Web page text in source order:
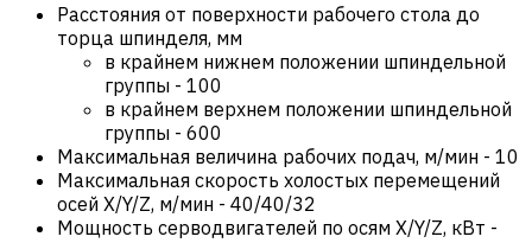
Расстояния от поверхности рабочего стола до
торца шпинделя, мм
в крайнем нижнем положении шпиндельной
группы - 100
в крайнем верхнем положении шпиндельной
группы - 600
Максимальная величина рабочих подач, м/мин - 10
Максимальная скорость холостых перемещений
осей X/Y/Z, м/мин - 40/40/32
Мощность серводвигателей по осям X/Y/Z, кВт -